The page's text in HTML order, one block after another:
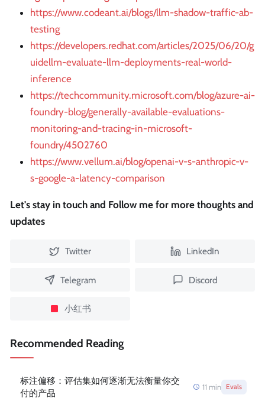
https://www.codeant.ai/blogs/llm-shadow-traffic-ab-
testing
https://developers.redhat.com/articles/2025/06/20/g
uidellm-evaluate-llm-deployments-real-world-
inference
https://techcommunity.microsoft.com/blog/azure-ai-
foundry-blog/generally-available-evaluations-
monitoring-and-tracing-in-microsoft-
foundry/4502760
https://www.vellum.ai/blog/openai-v-s-anthropic-v-
s-google-a-latency-comparison
Let's stay in touch and Follow me for more thoughts and
updates
Twitter LinkedIn
Telegram Discord
小红书
Recommended Reading
标注偏移：评估集如何逐渐无法衡量你交
付的产品
11 min Evals